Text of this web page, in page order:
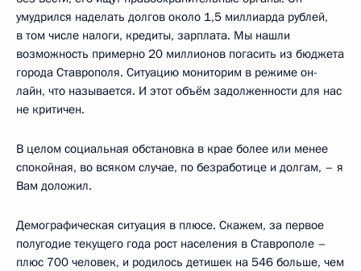
умудрился наделать долгов около 1,5 миллиарда рублей,
в том числе налоги, кредиты, зарплата. Мы нашли
возможность примерно 20 миллионов погасить из бюджета
города Ставрополя. Ситуацию мониторим в режиме он-
лайн, что называется. И этот объём задолженности для нас
не критичен.
В целом социальная обстановка в крае более или менее
спокойная, во всяком случае, по безработице и долгам, – я
Вам доложил.
Демографическая ситуация в плюсе. Скажем, за первое
полугодие текущего года рост населения в Ставрополе –
плюс 700 человек, и родилось детишек на 546 больше, чем